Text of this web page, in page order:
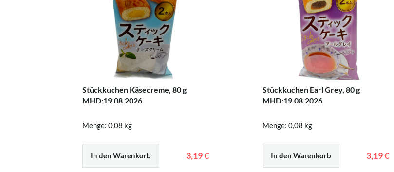
Stückkuchen Käsecreme, 80 g
MHD:19.08.2026
Menge: 0,08 kg
In den Warenkorb 3,19 €
Stückkuchen Earl Grey, 80 g
MHD:19.08.2026
Menge: 0,08 kg
In den Warenkorb 3,19 €